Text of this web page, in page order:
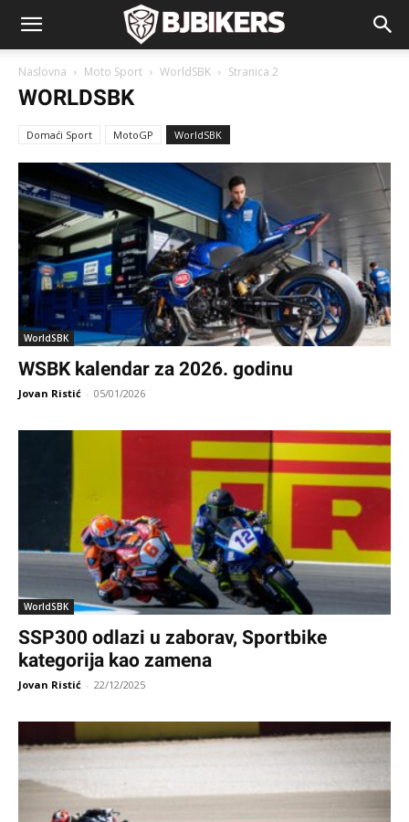
Naslovna Moto Sport WorldSBK Stranica 2
WORLDSBK
Domaći Sport MotoGP WorldSBK
WorldSBK
WSBK kalendar za 2026. godinu
Jovan Ristić - 05/01/2026
WorldSBK
SSP300 odlazi u zaborav, Sportbike
kategorija kao zamena
Jovan Ristić - 22/12/2025